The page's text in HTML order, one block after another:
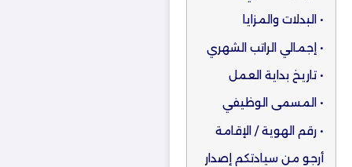
• البدلات والمزايا
• إجمالي الراتب الشهري
• تاريخ بداية العمل
• المسمى الوظيفي
• رقم الهوية / الإقامة
أرجو من سيادتكم إصدار